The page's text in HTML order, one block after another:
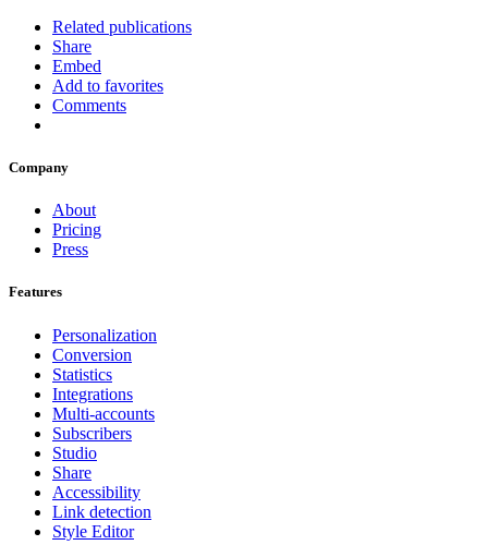
Related publications
Share
Embed
Add to favorites
Comments
Company
About
Pricing
Press
Features
Personalization
Conversion
Statistics
Integrations
Multi-accounts
Subscribers
Studio
Share
Accessibility
Link detection
Style Editor